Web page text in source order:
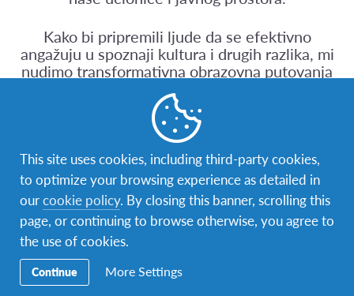
Kako bi pripremili ljude da se efektivno
angažuju u spoznaji kultura i drugih razlika, mi
nudimo transformativna obrazovna putovanja
koja su prilagođena učenicima, porodicama,
volonterima, odraslima i zajednicama.
Svako AFS putovanje počiva na sljedećih šest
principa:
1. Učenje kao putovanje promjene
2.Na ciljevima baziran kurikulum + metode
3.Zadivljujuća iskustva + struktuirano učenje
This site uses cookies, including third-party cookies,
to optimize your browsing experience as detailed in
ourcookie policy. By closing this banner, scrolling this
page, or continuing to browse otherwise, you agree to
the use of cookies.
Continue More Settings